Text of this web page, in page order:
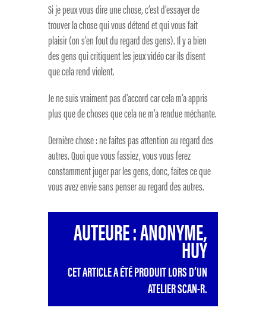
Si je peux vous dire une chose, c’est d’essayer de
trouver la chose qui vous détend et qui vous fait
plaisir (on s’en fout du regard des gens). Il y a bien
des gens qui critiquent les jeux vidéo car ils disent
que cela rend violent.
Je ne suis vraiment pas d’accord car cela m’a appris
plus que de choses que cela ne m’a rendue méchante.
Dernière chose : ne faites pas attention au regard des
autres. Quoi que vous fassiez, vous vous ferez
constamment juger par les gens, donc, faites ce que
vous avez envie sans penser au regard des autres.
AUTEURE : ANONYME,
HUY
CET ARTICLE A ÉTÉ PRODUIT LORS D’UN
ATELIER SCAN-R.